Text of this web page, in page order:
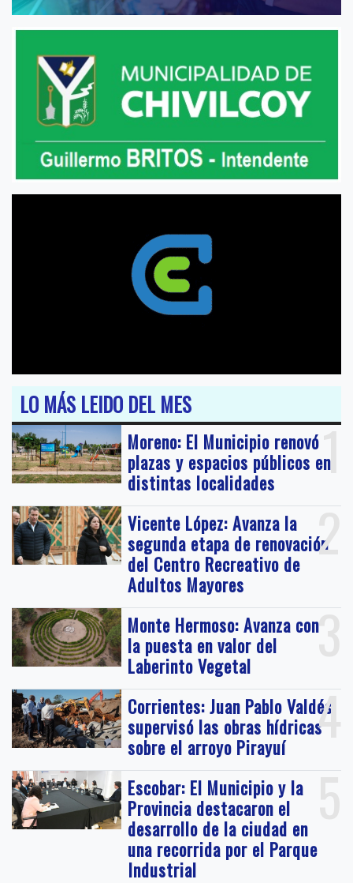
LO MÁS LEIDO DEL MES
1
Moreno: El Municipio renovó
plazas y espacios públicos en
distintas localidades
2
Vicente López: Avanza la
segunda etapa de renovación
del Centro Recreativo de
Adultos Mayores
3
Monte Hermoso: Avanza con
la puesta en valor del
Laberinto Vegetal
4
Corrientes: Juan Pablo Valdés
supervisó las obras hídricas
sobre el arroyo Pirayuí
5
Escobar: El Municipio y la
Provincia destacaron el
desarrollo de la ciudad en
una recorrida por el Parque
Industrial